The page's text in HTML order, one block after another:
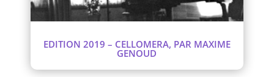
EDITION 2019 – CELLOMERA, PAR MAXIME
GENOUD